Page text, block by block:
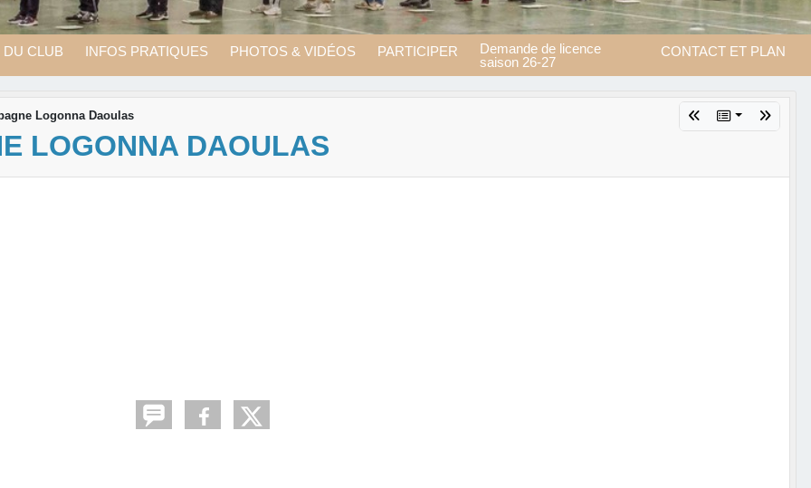
DU CLUB INFOS PRATIQUES PHOTOS & VIDÉOS PARTICIPER
Demande de licence
saison 26-27
CONTACT ET PLAN
Logonna Daoulas
LOGONNA DAOULAS